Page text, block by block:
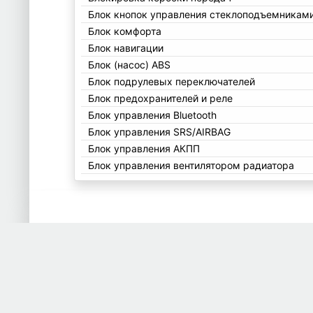
Блок кнопок управления
Блок комфорта
Блок навигации
Блок (насос) ABS
Блок подрулевых переключателей
Блок предохранителей и реле
Блок управления Bluetooth
Блок управления SRS/AIRBAG
Блок управления АКПП
Блок управления вентилятором радиатора
Блок управления двери